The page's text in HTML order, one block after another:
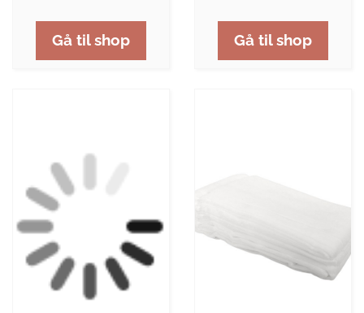
Gå til shop Gå til shop